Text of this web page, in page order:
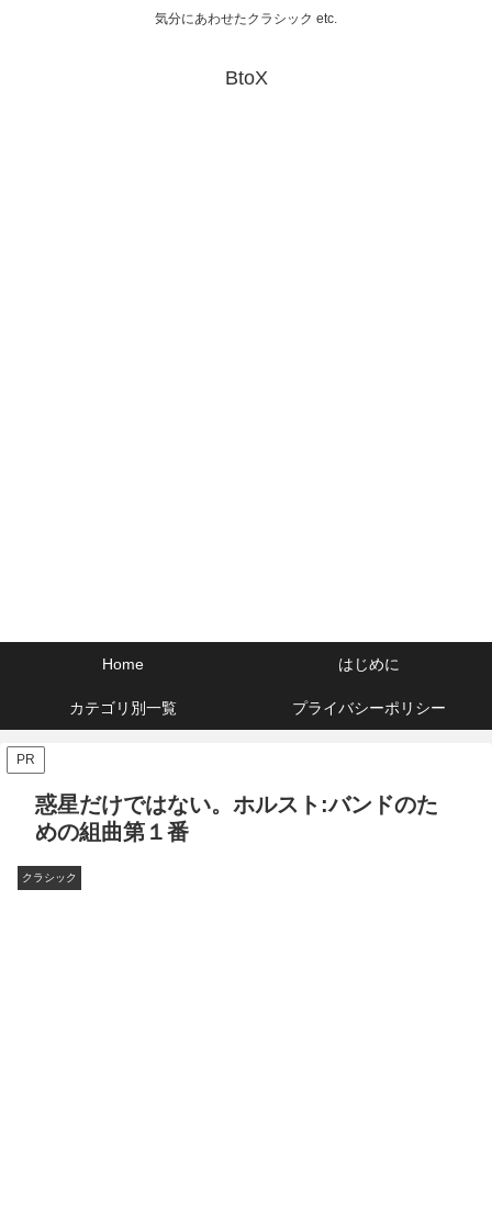
気分にあわせたクラシック etc.
BtoX
Home はじめに
カテゴリ別一覧 プライバシーポリシー
PR
惑星だけではない。ホルスト:バンドのた
めの組曲第１番
クラシック